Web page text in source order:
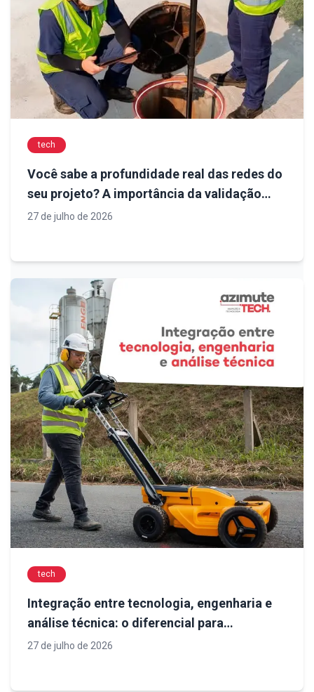
tech
Você sabe a profundidade real das redes do
seu projeto? A importância da validação
antes da execução
27 de julho de 2026
tech
Integração entre tecnologia, engenharia e
análise técnica: o diferencial para
diagnósticos confiáveis em obras de
27 de julho de 2026